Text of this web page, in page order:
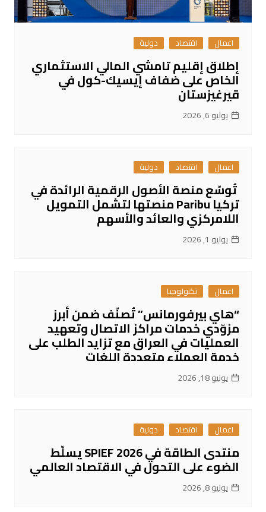
اعمال اقتصاد دولية
إطلاق إقليم تامشي المالي الاستثماري
الخاص على ضفاف إيسيك-كول في
قيرغيزستان
يوليو 6, 2026
اعمال اقتصاد دولية
تُوسّع منصة الأصول الرقمية الرائدة في
تركيا Paribu منصتها لتشمل التمويل
اللامركزي والعائد والأسهم
يوليو 1, 2026
اعمال تكنولوجيا
“هاي بيرفورمانس” تُصنّف ضمن أبرز
مزوّدي خدمات مراكز الاتصال وتعهيد
العمليات في العراق مع تزايد الطلب على
خدمة العملاء متعددة اللغات
يونيو 18, 2026
اعمال اقتصاد دولية
منتدى الطاقة في SPIEF 2026 يسلّط
الضوء على التحول في الاقتصاد العالمي
يونيو 8, 2026